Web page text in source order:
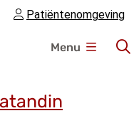
Patiëntenomgeving
f
d
Menu